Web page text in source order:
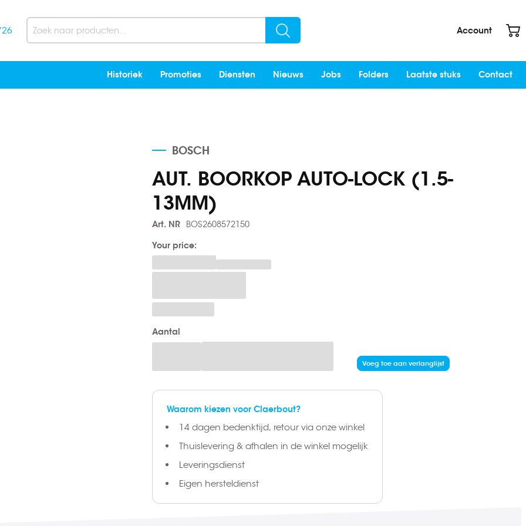
Account
Search
Search
Historiek Promoties Diensten Nieuws Jobs Folders Laatste stuks Contact
BOSCH
AUT. BOORKOP AUTO-LOCK (1.5-
13MM)
Art. NR
BOS2608572150
Your price:
Aantal
Voeg toe aan verlanglijst
Waarom kiezen voor Claerbout?
14 dagen bedenktijd, retour via onze winkel
Thuislevering & afhalen in de winkel mogelijk
Leveringsdienst
Eigen hersteldienst